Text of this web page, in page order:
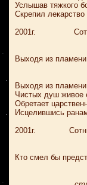
Услышав тяжкого
Скрепил
2001г.
Выходя из
Выходя из пламени
Чистых душ живое
Обретает
Исцелившись
2001г.
Кто смел бы
«А